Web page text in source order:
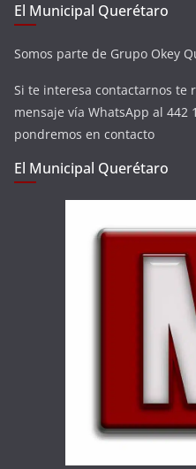
El Municipal Querétaro
Somos parte de Grupo Okey
Si te interesa contactarnos te
mensaje vía WhatsApp al 442
pondremos en contacto
El Municipal Querétaro